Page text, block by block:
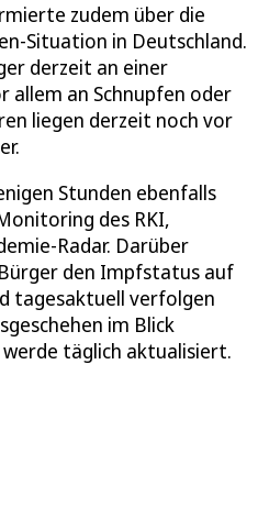
zudem über die
Situation in Deutschland.
derzeit an einer
allem an Schnupfen oder
liegen derzeit noch vor
Stunden ebenfalls
des RKI,
Radar. Darüber
den Impfstatus auf
tagesaktuell verfolgen
im Blick
täglich aktualisiert.